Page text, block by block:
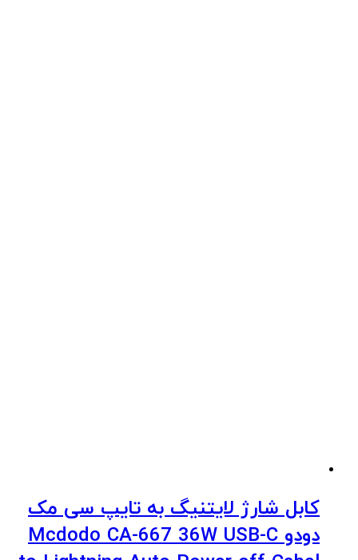
کابل شارژ لایتنیگ به تایپ سی مک
دودو Mcdodo CA-667 36W USB-C